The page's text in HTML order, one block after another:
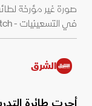
في التسعينيات - Military watch
الشرق